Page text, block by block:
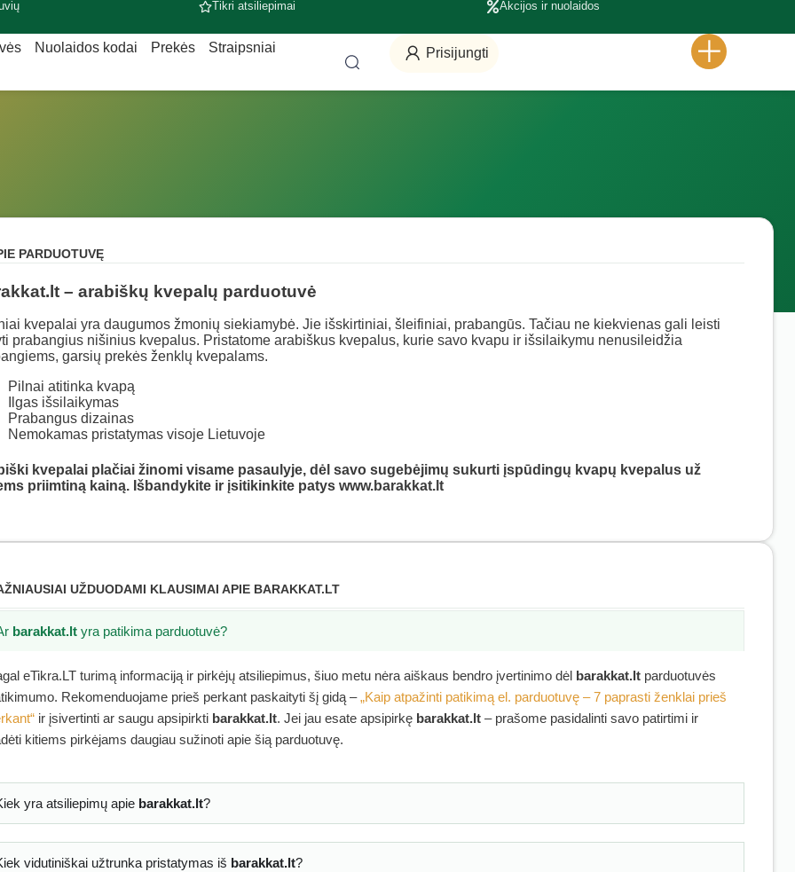
Tikri atsiliepimai Akcijos ir nuolaidos
Nuolaidos kodai Prekės Straipsniai Prisijungti
PARDUOTUVĘ
– arabiškų kvepalų parduotuvė
kvepalai yra daugumos žmonių siekiamybė. Jie išskirtiniai, šleifiniai, prabangūs. Tačiau ne kiekvienas gali leisti
prabangius nišinius kvepalus. Pristatome arabiškus kvepalus, kurie savo kvapu ir išsilaikymu nenusileidžia
garsių prekės ženklų kvepalams.
Pilnai atitinka kvapą
Ilgas išsilaikymas
Prabangus dizainas
Nemokamas pristatymas visoje Lietuvoje
kvepalai plačiai žinomi visame pasaulyje, dėl savo sugebėjimų sukurti įspūdingų kvapų kvepalus už
priimtiną kainą. Išbandykite ir įsitikinkite patys www.barakkat.lt
UŽDUODAMI KLAUSIMAI APIE BARAKKAT.LT
barakkat.lt yra patikima parduotuvė?
eTikra.LT turimą informaciją ir pirkėjų atsiliepimus, šiuo metu nėra aiškaus bendro įvertinimo dėl barakkat.lt parduotuvės
Rekomenduojame prieš perkant paskaityti šį gidą –„Kaip atpažinti patikimą el. parduotuvę – 7 paprasti ženklai prieš
ir įsivertinti ar saugu apsipirkti barakkat.lt. Jei jau esate apsipirkę barakkat.lt – prašome pasidalinti savo patirtimi ir
kitiems pirkėjams daugiau sužinoti apie šią parduotuvę.
yra atsiliepimų apie barakkat.lt?
vidutiniškai užtrunka pristatymas iš barakkat.lt?